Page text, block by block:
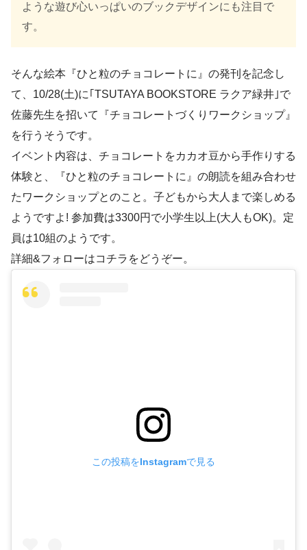
ような遊び心いっぱいのブックデザインにも注目で
す。
そんな絵本『ひと粒のチョコレートに』の発刊を記念し
て、10/28(土)に｢TSUTAYA BOOKSTORE ラクア緑井｣で
佐藤先生を招いて『チョコレートづくりワークショップ』
を行うそうです。
イベント内容は、チョコレートをカカオ豆から手作りする
体験と、『ひと粒のチョコレートに』の朗読を組み合わせ
たワークショップとのこと。子どもから大人まで楽しめる
ようですよ! 参加費は3300円で小学生以上(大人もOK)。定
員は10組のようです。
詳細&フォローはコチラをどうぞー。
この投稿をInstagramで見る